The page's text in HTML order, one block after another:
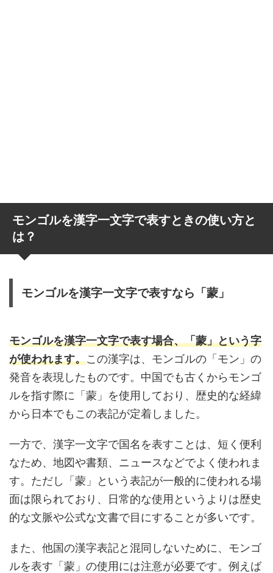
モンゴルを漢字一文字で表すときの使い方と
は？
モンゴルを漢字一文字で表すなら「蒙」
モンゴルを漢字一文字で表す場合、「蒙」という字
が使われます。この漢字は、モンゴルの「モン」の
発音を表現したものです。中国でも古くからモンゴ
ルを指す際に「蒙」を使用しており、歴史的な経緯
から日本でもこの表記が定着しました。
一方で、漢字一文字で国名を表すことは、短く便利
なため、地図や書類、ニュースなどでよく使われま
す。ただし「蒙」という表記が一般的に使われる場
面は限られており、日常的な使用というよりは歴史
的な文脈や公式な文書で目にすることが多いです。
また、他国の漢字表記と混同しないために、モンゴ
ルを表す「蒙」の使用には注意が必要です。例えば